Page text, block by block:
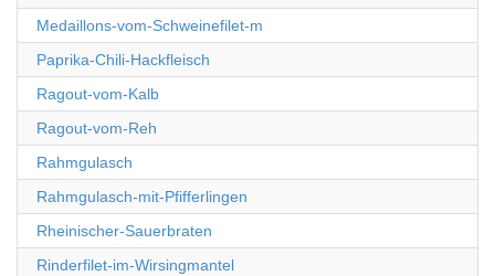
Medaillons-vom-Schweinefilet-m
Paprika-Chili-Hackfleisch
Ragout-vom-Kalb
Ragout-vom-Reh
Rahmgulasch
Rahmgulasch-mit-Pfifferlingen
Rheinischer-Sauerbraten
Rinderfilet-im-Wirsingmantel